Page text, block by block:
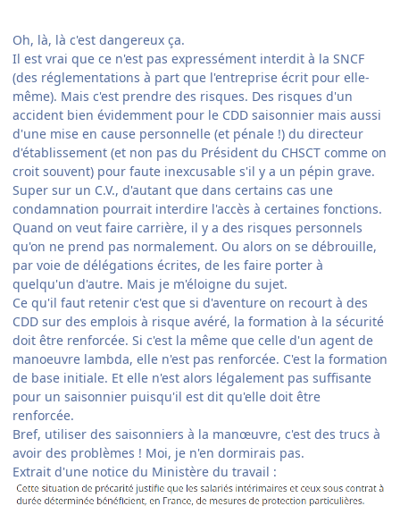
Oh, là, là c'est dangereux ça.
Il est vrai que ce n'est pas expressément interdit à la SNCF
(des réglementations à part que l'entreprise écrit pour elle-
même). Mais c'est prendre des risques. Des risques d'un
accident bien évidemment pour le CDD saisonnier mais aussi
d'une mise en cause personnelle (et pénale !) du directeur
d'établissement (et non pas du Président du CHSCT comme on
croit souvent) pour faute inexcusable s'il y a un pépin grave.
Super sur un C.V., d'autant que dans certains cas une
condamnation pourrait interdire l'accès à certaines fonctions.
Quand on veut faire carrière, il y a des risques personnels
qu'on ne prend pas normalement. Ou alors on se débrouille,
par voie de délégations écrites, de les faire porter à
quelqu'un d'autre. Mais je m'éloigne du sujet.
Ce qu'il faut retenir c'est que si d'aventure on recourt à des
CDD sur des emplois à risque avéré, la formation à la sécurité
doit être renforcée. Si c'est la même que celle d'un agent de
manoeuvre lambda, elle n'est pas renforcée. C'est la formation
de base initiale. Et elle n'est alors légalement pas suffisante
pour un saisonnier puisqu'il est dit qu'elle doit être
renforcée.
Bref, utiliser des saisonniers à la manœuvre, c'est des trucs à
avoir des problèmes ! Moi, je n'en dormirais pas.
Extrait d'une notice du Ministère du travail :